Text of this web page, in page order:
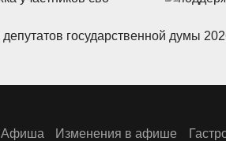
Афиша Изменения в афише